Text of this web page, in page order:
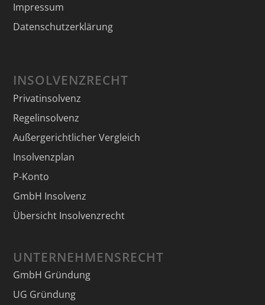
Impressum
Datenschutzerklärung
INSOLVENZRECHT
Privatinsolvenz
Regelinsolvenz
Außergerichtlicher Vergleich
Insolvenzplan
P-Konto
GmbH Insolvenz
Übersicht Insolvenzrecht
UNTERNEHMENSRECHT
GmbH Gründung
UG Gründung